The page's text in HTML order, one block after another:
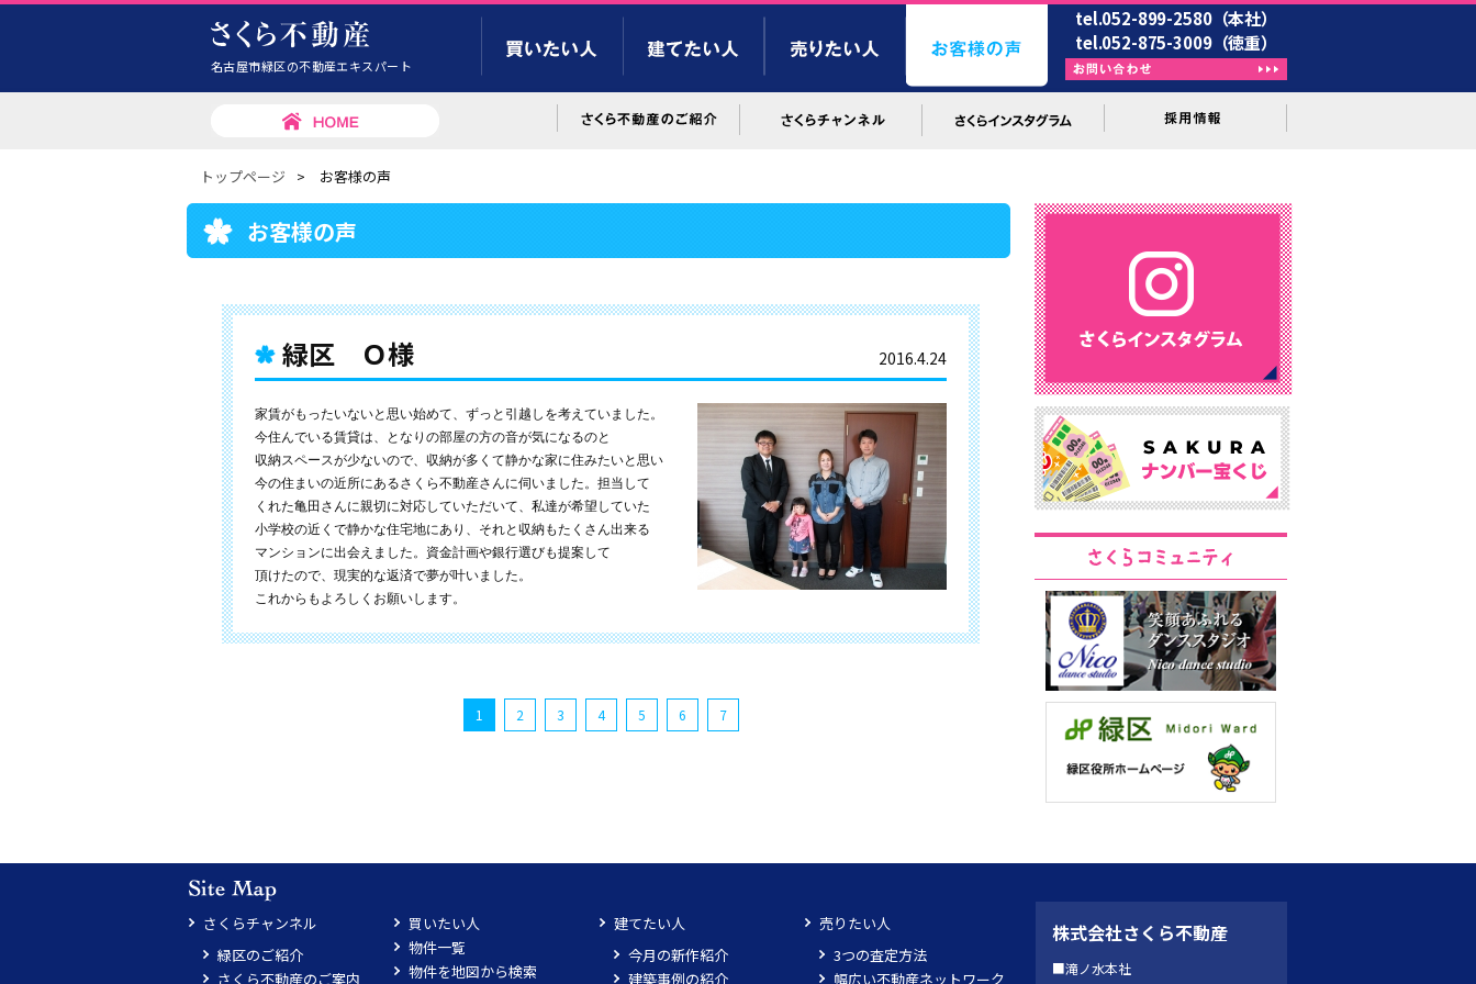
名古屋市緑区の不動産エキスパート
tel.052-899-2580（本社）
tel.052-875-3009（徳重）
トップページ > お客様の声
お客様の声
2016.4.24
緑区 Ｏ様
家賃がもったいないと思い始めて、ずっと引越しを考えていました。
今住んでいる賃貸は、となりの部屋の方の音が気になるのと
収納スペースが少ないので、収納が多くて静かな家に住みたいと思い
今の住まいの近所にあるさくら不動産さんに伺いました。担当して
くれた亀田さんに親切に対応していただいて、私達が希望していた
小学校の近くで静かな住宅地にあり、それと収納もたくさん出来る
マンションに出会えました。資金計画や銀行選びも提案して
頂けたので、現実的な返済で夢が叶いました。
これからもよろしくお願いします。
1 2 3 4 5 6 7
さくらチャンネル
緑区のご紹介
さくら不動産のご案内
買いたい人
物件一覧
物件を地図から検索
建てたい人
今月の新作紹介
建築事例の紹介
売りたい人
3つの査定方法
幅広い不動産ネットワーク
株式会社さくら不動産
■滝ノ水本社